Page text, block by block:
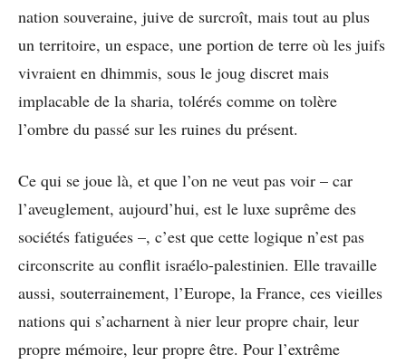
nation souveraine, juive de surcroît, mais tout au plus
un territoire, un espace, une portion de terre où les juifs
vivraient en dhimmis, sous le joug discret mais
implacable de la sharia, tolérés comme on tolère
l’ombre du passé sur les ruines du présent.
Ce qui se joue là, et que l’on ne veut pas voir – car
l’aveuglement, aujourd’hui, est le luxe suprême des
sociétés fatiguées –, c’est que cette logique n’est pas
circonscrite au conflit israélo-palestinien. Elle travaille
aussi, souterrainement, l’Europe, la France, ces vieilles
nations qui s’acharnent à nier leur propre chair, leur
propre mémoire, leur propre être. Pour l’extrême